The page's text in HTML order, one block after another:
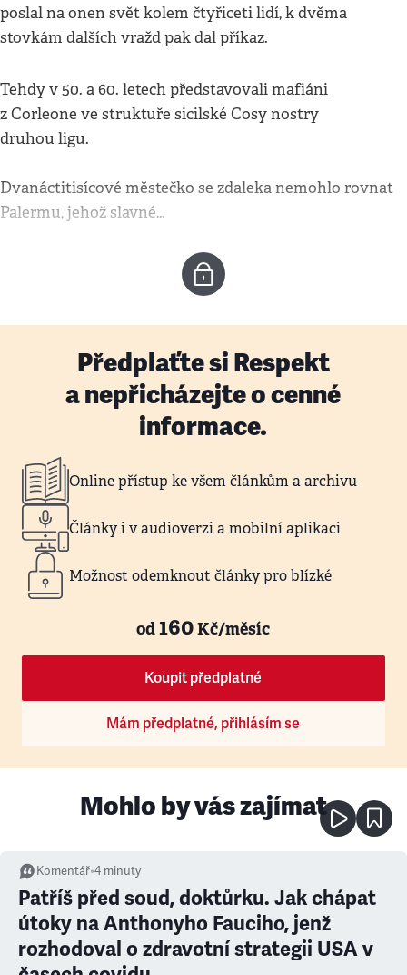
poslal na onen svět kolem čtyřiceti lidí, k dvěma
stovkám dalších vražd pak dal příkaz.
Tehdy v 50. a 60. letech představovali mafiáni
z Corleone ve struktuře sicilské Cosy nostry
druhou ligu.
Dvanáctitisícové městečko se zdaleka nemohlo rovnat
Palermu, jehož slavné…
Předplaťte si Respekt
a nepřicházejte o cenné
informace.
Online přístup ke všem článkům a archivu
Články i v audioverzi a mobilní aplikaci
Možnost odemknout články pro blízké
od160Kč/měsíc
Koupit předplatné
Mám předplatné, přihlásím se
Mohlo by vás zajímat
Komentář•4 minuty
Patříš před soud, doktůrku. Jak chápat
útoky na Anthonyho Fauciho, jenž
rozhodoval o zdravotní strategii USA v